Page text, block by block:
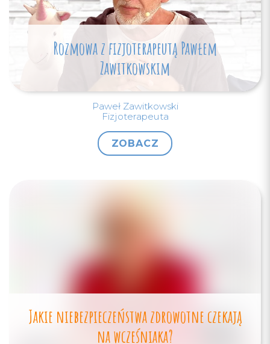
Rozmowa z fizjoterapeutą Pawłem
Zawitkowskim
Paweł Zawitkowski
Fizjoterapeuta
ZOBACZ
Jakie niebezpieczeństwa zdrowotne czekają
na wcześniaka?